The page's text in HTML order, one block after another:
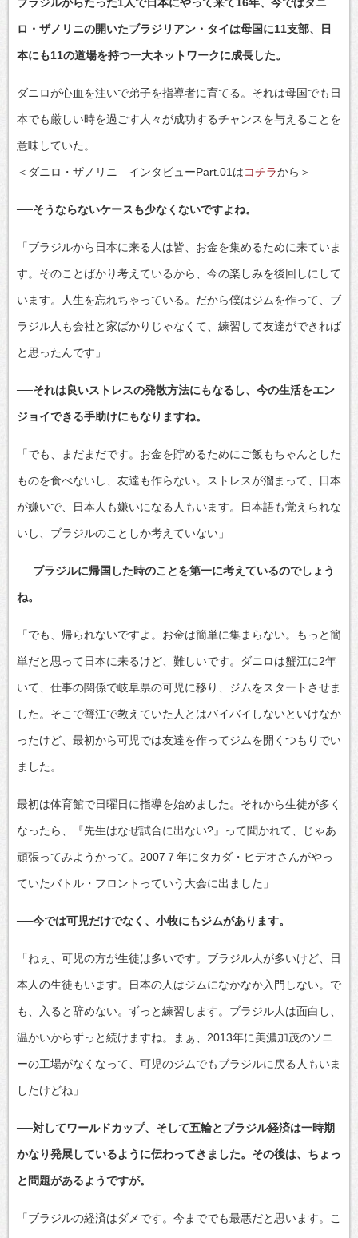
ロ・ザノリニの開いたブラジリアン・タイは母国に11支部、日
本にも11の道場を持つ一大ネットワークに成長した。
ダニロが心血を注いで弟子を指導者に育てる。それは母国でも日
本でも厳しい時を過ごす人々が成功するチャンスを与えることを
意味していた。
＜ダニロ・ザノリニ インタビューPart.01はコチラから＞
──そうならないケースも少なくないですよね。
「ブラジルから日本に来る人は皆、お金を集めるために来ていま
す。そのことばかり考えているから、今の楽しみを後回しにして
います。人生を忘れちゃっている。だから僕はジムを作って、ブ
ラジル人も会社と家ばかりじゃなくて、練習して友達ができれば
と思ったんです」
──それは良いストレスの発散方法にもなるし、今の生活をエン
ジョイできる手助けにもなりますね。
「でも、まだまだです。お金を貯めるためにご飯もちゃんとした
ものを食べないし、友達も作らない。ストレスが溜まって、日本
が嫌いで、日本人も嫌いになる人もいます。日本語も覚えられな
いし、ブラジルのことしか考えていない」
──ブラジルに帰国した時のことを第一に考えているのでしょう
ね。
「でも、帰られないですよ。お金は簡単に集まらない。もっと簡
単だと思って日本に来るけど、難しいです。ダニロは蟹江に2年
いて、仕事の関係で岐阜県の可児に移り、ジムをスタートさせま
した。そこで蟹江で教えていた人とはバイバイしないといけなか
ったけど、最初から可児では友達を作ってジムを開くつもりでい
ました。
最初は体育館で日曜日に指導を始めました。それから生徒が多く
なったら、『先生はなぜ試合に出ない?』って聞かれて、じゃあ
頑張ってみようかって。2007７年にタカダ・ヒデオさんがやっ
ていたバトル・フロントっていう大会に出ました」
──今では可児だけでなく、小牧にもジムがあります。
「ねぇ、可児の方が生徒は多いです。ブラジル人が多いけど、日
本人の生徒もいます。日本の人はジムになかなか入門しない。で
も、入ると辞めない。ずっと練習します。ブラジル人は面白し、
温かいからずっと続けますね。まぁ、2013年に美濃加茂のソニ
ーの工場がなくなって、可児のジムでもブラジルに戻る人もいま
したけどね」
──対してワールドカップ、そして五輪とブラジル経済は一時期
かなり発展しているように伝わってきました。その後は、ちょっ
と問題があるようですが。
「ブラジルの経済はダメです。今まででも最悪だと思います。こ